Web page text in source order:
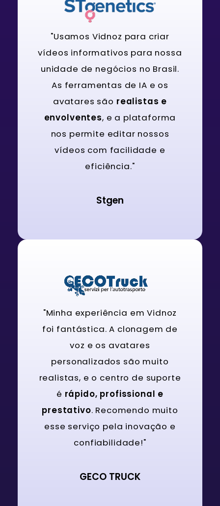
"Usamos Vidnoz para criar
vídeos informativos para nossa
unidade de negócios no Brasil.
As ferramentas de IA e os
avatares são realistas e
envolventes, e a plataforma
nos permite editar nossos
vídeos com facilidade e
eficiência."
Stgen
"Minha experiência em Vidnoz
foi fantástica. A clonagem de
voz e os avatares
personalizados são muito
realistas, e o centro de suporte
é rápido, profissional e
prestativo. Recomendo muito
esse serviço pela inovação e
confiabilidade!"
GECO TRUCK